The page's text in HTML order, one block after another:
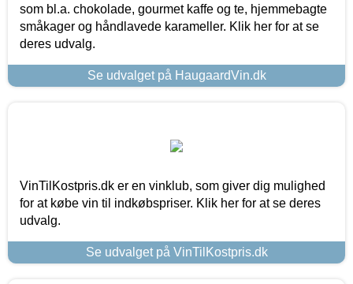
som bl.a. chokolade, gourmet kaffe og te, hjemmebagte
småkager og håndlavede karameller. Klik her for at se
deres udvalg.
Se udvalget på HaugaardVin.dk
VinTilKostpris.dk er en vinklub, som giver dig mulighed
for at købe vin til indkøbspriser. Klik her for at se deres
udvalg.
Se udvalget på VinTilKostpris.dk